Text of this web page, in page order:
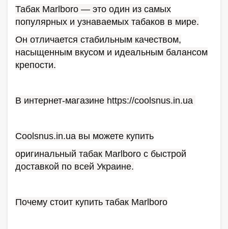
Табак Marlboro — это один из самых
популярных и узнаваемых табаков в мире.
Он отличается стабильным качеством,
насыщенным вкусом и идеальным балансом
крепости.
В интернет-магазине https://coolsnus.in.ua
Coolsnus.in.ua вы можете купить
оригинальный табак Marlboro с быстрой
доставкой по всей Украине.
Почему стоит купить табак Marlboro